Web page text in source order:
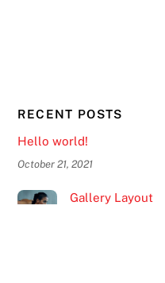
RECENT POSTS
Hello world!
October 21, 2021
Gallery Layout